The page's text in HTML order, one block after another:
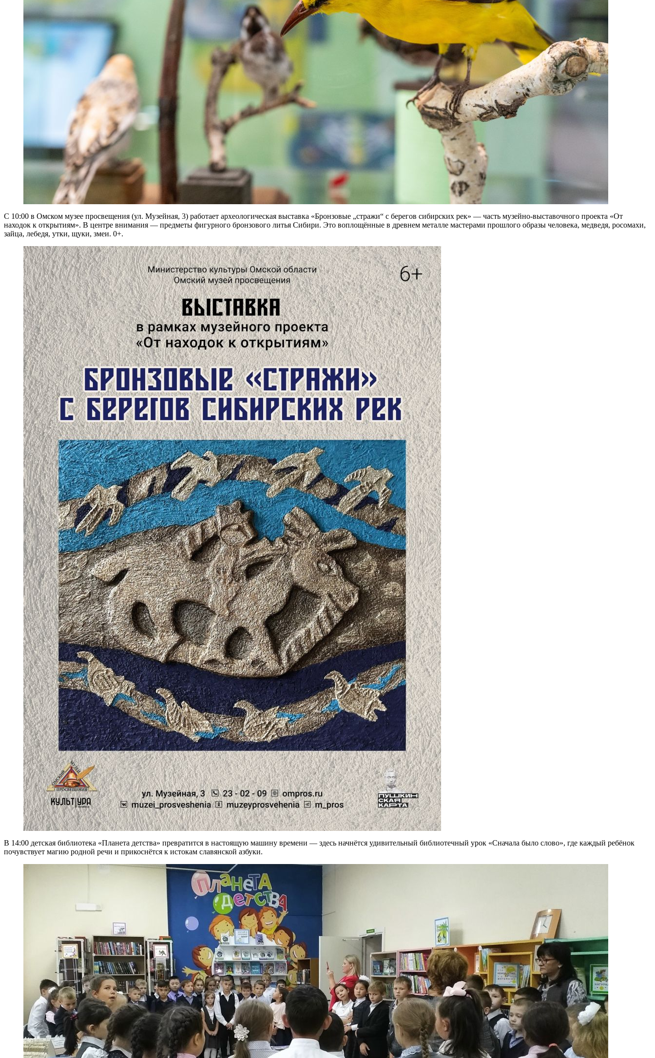
С 10:00 в Омском музее просвещения (ул. Музейная, 3) работает археологическая выставка «Бронзовые „стражи“ с берегов сибирских рек» — часть музейно-выставочного проекта «От
находок к открытиям». В центре внимания — предметы фигурного бронзового литья Сибири. Это воплощённые в древнем металле мастерами прошлого образы человека, медведя, росомахи,
зайца, лебедя, утки, щуки, змеи. 0+.
В 14:00 детская библиотека «Планета детства» превратится в настоящую машину времени — здесь начнётся удивительный библиотечный урок «Сначала было слово», где каждый ребёнок
почувствует магию родной речи и прикоснётся к истокам славянской азбуки.